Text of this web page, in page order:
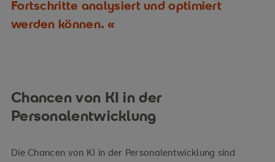
Fortschritte analysiert und optimiert
werden können.
Chancen von KI in der
Personalentwicklung
Die Chancen von KI in der Personalentwicklung sind